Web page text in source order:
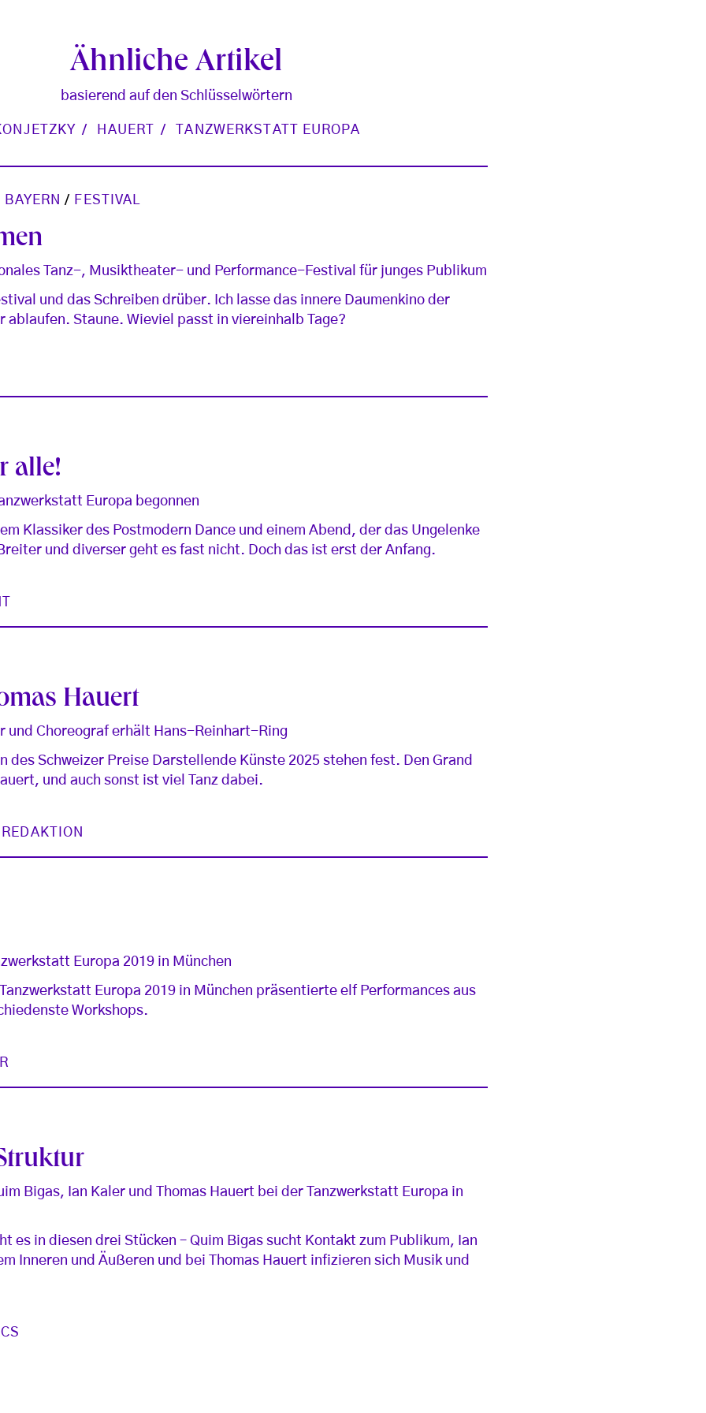
Ähnliche Artikel
basierend auf den Schlüsselwörtern
HAUERT TANZWERKSTATT EUROPA
/ FESTIVAL
Tanz-, Musiktheater- und Performance-Festival für junges Publikum
und das Schreiben drüber. Ich lasse das innere Daumenkino der
ablaufen. Staune. Wieviel passt in viereinhalb Tage?
alle!
Europa begonnen
Klassiker des Postmodern Dance und einem Abend, der das Ungelenke
und diverser geht es fast nicht. Doch das ist erst der Anfang.
Hauert
und Choreograf erhält Hans-Reinhart-Ring
des Schweizer Preise Darstellende Künste 2025 stehen fest. Den Grand
und auch sonst ist viel Tanz dabei.
Europa 2019 in München
Europa 2019 in München präsentierte elf Performances aus
Workshops.
Bigas, Ian Kaler und Thomas Hauert bei der Tanzwerkstatt Europa in
es in diesen drei Stücken – Quim Bigas sucht Kontakt zum Publikum, Ian
Inneren und Äußeren und bei Thomas Hauert infizieren sich Musik und